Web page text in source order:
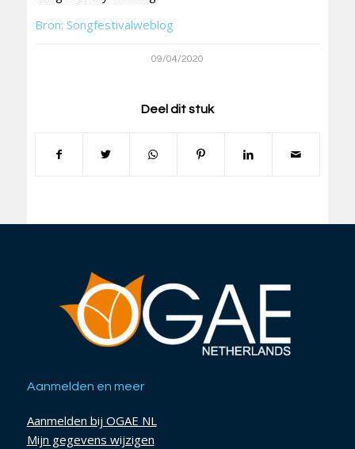
Bron: Songfestivalweblog
09/04/2020
Deel dit stuk
Aanmelden en meer
Aanmelden bij OGAE NL
Mijn gegevens wijzigen